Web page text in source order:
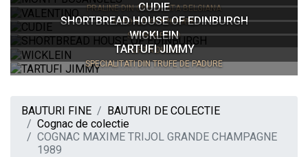
PRALINE DIN CIOCOLATA BELGIANA
CUDIE
MIGDALE GLAZURATE
SHORTBREAD HOUSE OF EDINBURGH
SHORTBREAD
WICKLEIN
TURTA DULCE
TARTUFI JIMMY
SPECIALITATI DIN TRUFE DE PADURE
BAUTURI FINE
BAUTURI DE COLECTIE
Cognac de colectie
COGNAC MAXIME TRIJOL GRANDE CHAMPAGNE
1989